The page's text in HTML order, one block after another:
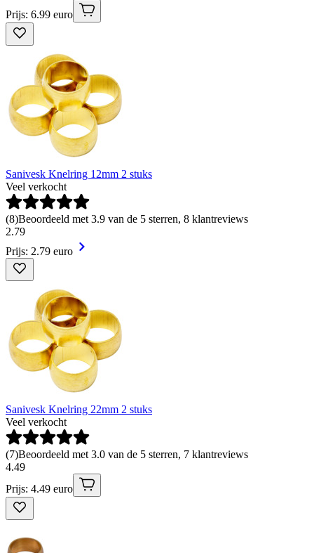
Prijs: 6.99 euro
Sanivesk Knelring 12mm 2 stuks
Veel verkocht
(8)Beoordeeld met 3.9 van de 5 sterren, 8 klantreviews
2.79
Prijs: 2.79 euro
Sanivesk Knelring 22mm 2 stuks
Veel verkocht
(7)Beoordeeld met 3.0 van de 5 sterren, 7 klantreviews
4.49
Prijs: 4.49 euro